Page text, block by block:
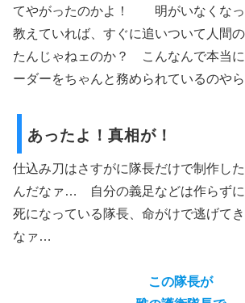
てやがったのかよ！ 明がいなくなっ
教えていれば、すぐに追いついて人間
たんじゃねェのか？ こんなんで本当に
ーダーをちゃんと務められているのや
あったよ！真相が！
仕込み刀はさすがに隊長だけで制作し
んだなァ… 自分の義足などは作らず
死になっている隊長、命がけで逃げて
なァ…
この隊長が